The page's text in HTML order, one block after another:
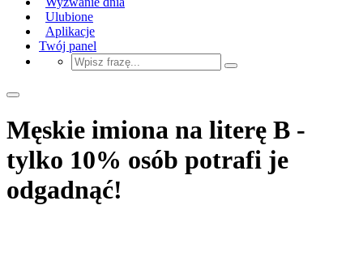
Ulubione
Aplikacje
Twój panel
Męskie imiona na literę B -
tylko 10% osób potrafi je
odgadnąć!